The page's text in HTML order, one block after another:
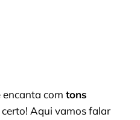
encanta com tons
Aqui vamos falar